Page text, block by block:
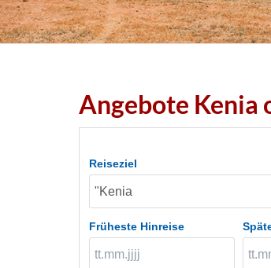
Angebote Kenia
Reiseziel
Früheste Hinreise